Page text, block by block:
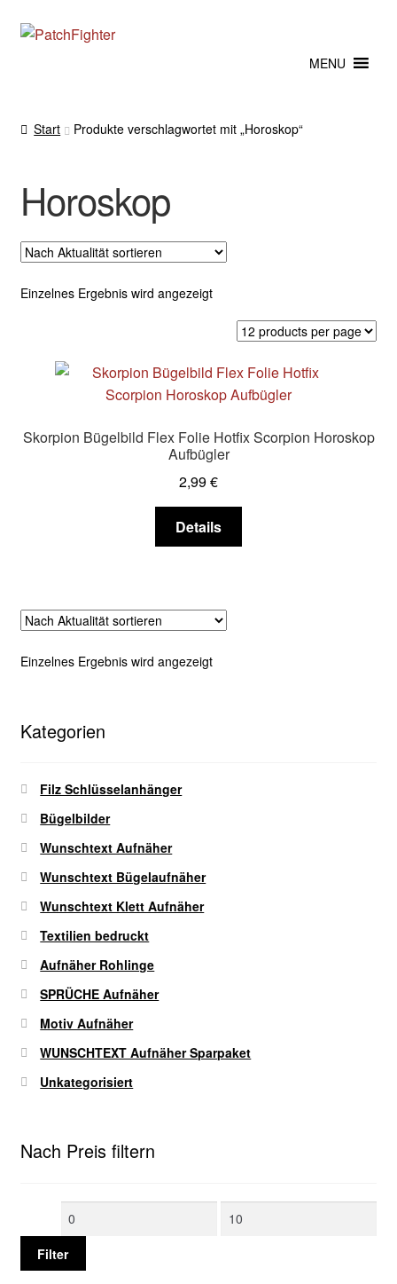
Zur
Zum
MENU
Start Produkte verschlagwortet mit „Horoskop“
Horoskop
Einzelnes Ergebnis wird angezeigt
Skorpion Bügelbild Flex Folie Hotfix Scorpion Horoskop
Aufbügler
2,99€
Details
Einzelnes Ergebnis wird angezeigt
Kategorien
Filz Schlüsselanhänger
Bügelbilder
Wunschtext Aufnäher
Wunschtext Bügelaufnäher
Wunschtext Klett Aufnäher
Textilien bedruckt
Aufnäher Rohlinge
SPRÜCHE Aufnäher
Motiv Aufnäher
WUNSCHTEXT Aufnäher Sparpaket
Unkategorisiert
Nach Preis filtern
Min.
Max.
Filter